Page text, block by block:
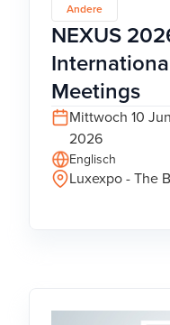
Andere
NEXUS
Meetings
Mittwoch 10
2026
Englisch
Luxexpo - The